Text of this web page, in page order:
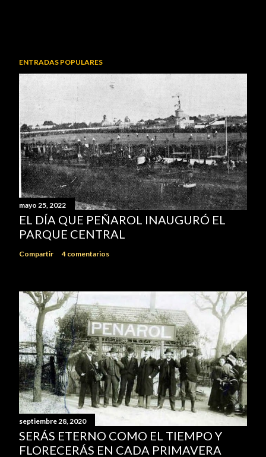
ENTRADAS POPULARES
mayo 25, 2022
EL DÍA QUE PEÑAROL INAUGURÓ EL
PARQUE CENTRAL
Compartir 4 comentarios
septiembre 28, 2020
SERÁS ETERNO COMO EL TIEMPO Y
FLORECERÁS EN CADA PRIMAVERA